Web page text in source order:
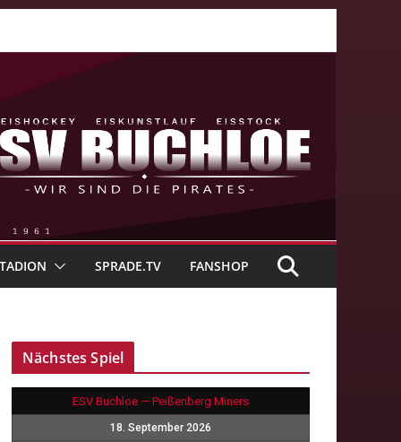
SPRADE.TV FANSHOP
Nächstes Spiel
ESV Buchloe — Peißenberg Miners
18. September 2026